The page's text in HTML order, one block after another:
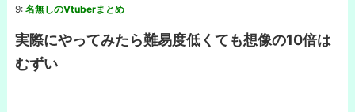
9: 名無しのVtuberまとめ
実際にやってみたら難易度低くても想像の10倍は
むずい